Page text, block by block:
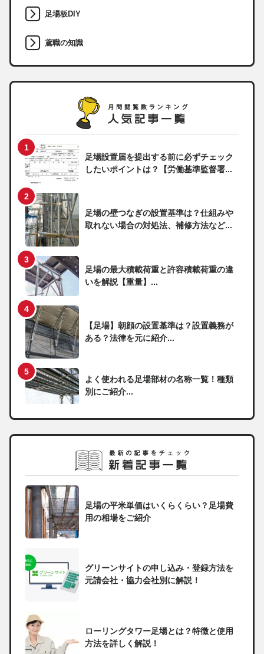
足場板DIY
鳶職の知識
足場設置届を提出する前に必ずチェック
したいポイントは？【労働基準監督署...
足場の壁つなぎの設置基準は？仕組みや
取れない場合の対処法、補修方法など...
足場の最大積載荷重と許容積載荷重の違
いを解説【重量】...
【足場】朝顔の設置基準は？設置義務が
ある？法律を元に紹介...
よく使われる足場部材の名称一覧！種類
別にご紹介...
足場の平米単価はいくらくらい？足場費
用の相場をご紹介
グリーンサイトの申し込み・登録方法を
元請会社・協力会社別に解説！
ローリングタワー足場とは？特徴と使用
方法を詳しく解説！